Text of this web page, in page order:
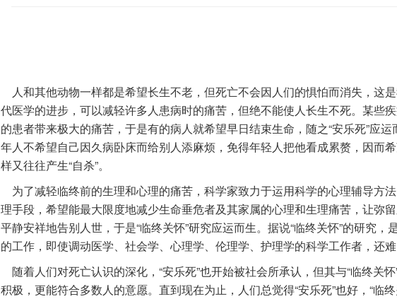
人和其他动物一样都是希望长生不老，但死亡不会因人们的惧怕而消失，这
代医学的进步，可以减轻许多人患病时的痛苦，但绝不能使人长生不死。某些
的患者带来极大的痛苦，于是有的病人就希望早日结束生命，随之“安乐死”应
年人不希望自己因久病卧床而给别人添麻烦，免得年轻人把他看成累赘，因而
样又往往产生“自杀”。
为了减轻临终前的生理和心理的痛苦，科学家致力于运用科学的心理辅导方
理手段，希望能最大限度地减少生命垂危者及其家属的心理和生理痛苦，让弥
平静安祥地告别人世，于是“临终关怀”研究应运而生。据说“临终关怀”的研究，
的工作，即使调动医学、社会学、心理学、伦理学、护理学的科学工作者，还难
随着人们对死亡认识的深化，“安乐死”也开始被社会所承认，但其与“临终关
积极，更能符合多数人的意愿。直到现在为止，人们总觉得“安乐死”也好，“临